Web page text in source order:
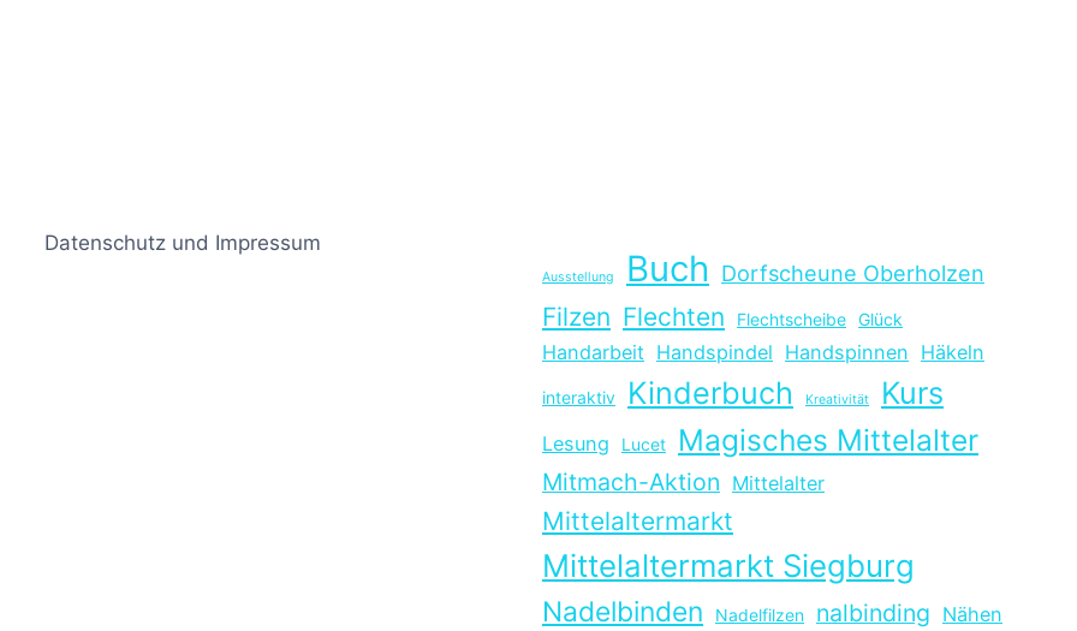
Datenschutz und Impressum
Ausstellung Buch Dorfscheune Oberholzen
Filzen Flechten Flechtscheibe Glück
Handarbeit Handspindel Handspinnen Häkeln
interaktiv Kinderbuch Kreativität Kurs
Lesung Lucet Magisches Mittelalter
Mitmach-Aktion Mittelalter
Mittelaltermarkt
Mittelaltermarkt Siegburg
Nadelbinden Nadelfilzen nalbinding Nähen